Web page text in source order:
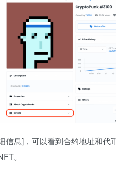
信息]，可以看到合约地址和
。